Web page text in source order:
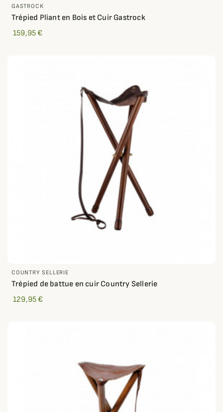
GASTROCK
Trépied Pliant en Bois et Cuir Gastrock
159,95 €
COUNTRY SELLERIE
Trépied de battue en cuir Country Sellerie
129,95 €